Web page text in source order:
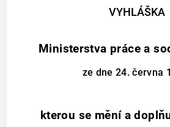
VYHLÁŠKA
Ministerstva práce a
ze dne 24. června
kterou se mění a